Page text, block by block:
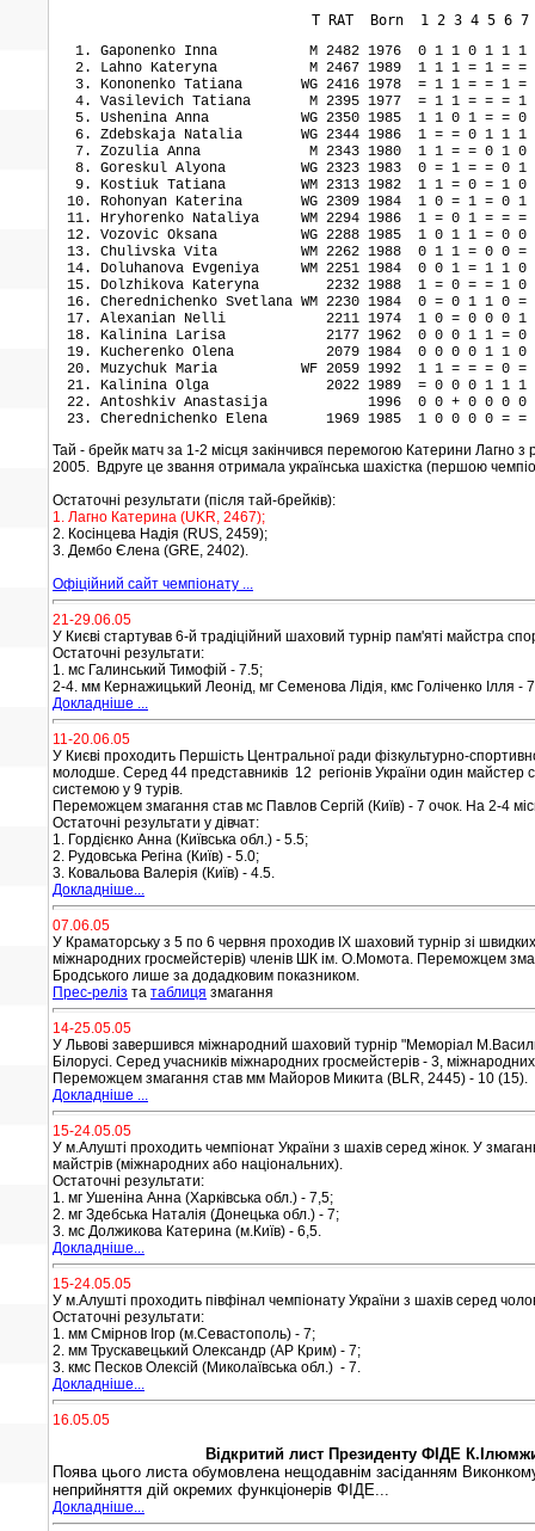
Т RAT Born 1 2 3 4 5 6 7 8 9 0
Gaponenko Inna M 2482 1976 0 1 1 0 1 1
Lahno Kateryna M 2467 1989 1 1 1 = 1
Kononenko Tatiana WG 2416 1978 = 1 1 = =
Vasilevich Tatiana M 2395 1977 = 1 1 = =
Ushenina Anna WG 2350 1985 1 1 0 1 = =
Zdebskaja Natalia WG 2344 1986 1 = = 0 1 1
Zozulia Anna M 2343 1980 1 1 = = 0 1 0
Goreskul Alyona WG 2323 1983 0 = 1 = =
Kostiuk Tatiana WM 2313 1982 1 1 = 0 =
Rohonyan Katerina WG 2309 1984 1 0 = 1 =
Hryhorenko Nataliya WM 2294 1986 1 = 0 1 =
Vozovic Oksana WG 2288 1985 1 0 1 1 =
Chulivska Vita WM 2262 1988 0 1 1 = 0
Doluhanova Evgeniya WM 2251 1984 0 0 1 = 1
Dolzhikova Kateryna 2232 1988 1 = 0 = =
Cherednichenko Svetlana WM 2230 1984 0 = 0 1
Alexanian Nelli 2211 1974 1 0 = 0 0 0
Kalinina Larisa 2177 1962 0 0 0 1 1 = 0
Kucherenko Olena 2079 1984 0 0 0 0 1 1
Muzychuk Maria WF 2059 1992 1 1 = = = 0
Kalinina Olga 2022 1989 = 0 0 0 1 1 1
Antoshkiv Anastasija 1996 0 0 + 0 0 0
Cherednichenko Elena 1969 1985 1 0 0 0 0 =
Тай - брейк матч за 1-2 місця закінчився перемогою Катерини Лагно
2005. Вдруге це звання отримала українська шахістка (першою
Остаточні результати (після тай-брейків):
1. Лагно Катерина (UKR, 2467);
2. Косінцева Надія (RUS, 2459);
3. Дембо Єлена (GRE, 2402).
Офіційний сайт чемпіонату ...
21-29.06.05
У Києві стартував 6-й традіційний шаховий турнір пам'яті майстра
Остаточні результати:
1. мс Галинський Тимофій - 7.5;
2-4. мм Кернажицький Леонід, мг Семенова Лідія, кмс Голіченко Ілля -
Докладніше ...
11-20.06.05
У Києві проходить Першість Центральної ради фізкультурно-
молодше. Серед 44 представників 12 регіонів України один
системою у 9 турів.
Переможцем змагання став мс Павлов Сергій (Київ) - 7 очок. На 2-4
Остаточні результати у дівчат:
1. Гордієнко Анна (Київська обл.) - 5.5;
2. Рудовська Регіна (Київ) - 5.0;
3. Ковальова Валерія (Київ) - 4.5.
Докладніше...
07.06.05
У Краматорську з 5 по 6 червня проходив IX шаховий турнір зі
міжнародних гросмейстерів) членів ШК ім. О.Момота. Переможцем
Бродського лише за додадковим показником.
Прес-реліз та таблиця змагання
14-25.05.05
У Львові завершився міжнародний шаховий турнір "Меморіал
Білорусі. Серед учасників міжнародних гросмейстерів - 3,
Переможцем змагання став мм Майоров Микита (BLR, 2445) - 10 (15).
Докладніше ...
15-24.05.05
У м.Алушті проходить чемпіонат України з шахів серед жінок. У
майстрів (міжнародних або національних).
Остаточні результати:
1. мг Ушеніна Анна (Харківська обл.) - 7,5;
2. мг Здебська Наталія (Донецька обл.) - 7;
3. мс Должикова Катерина (м.Київ) - 6,5.
Докладніше...
15-24.05.05
У м.Алушті проходить півфінал чемпіонату України з шахів серед
Остаточні результати:
1. мм Смірнов Ігор (м.Севастополь) - 7;
2. мм Трускавецький Олександр (АР Крим) - 7;
3. кмс Песков Олексій (Миколаївська обл.) - 7.
Докладніше...
16.05.05
Відкритий лист Президенту ФІДЕ
Поява цього листа обумовлена нещодавнім засіданням
неприйняття дій окремих функціонерів ФІДЕ...
Докладніше...